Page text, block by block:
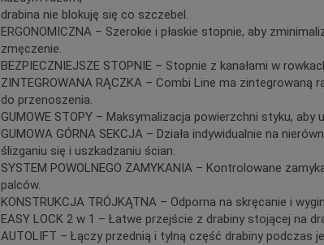
drabina nie blokuję się co szczebel.
ERGONOMICZNA – Szerokie i płaskie stopnie, aby
zmęczenie.
BEZPIECZNIEJSZE STOPNIE – Stopnie z kanałami w
ZINTEGROWANA RĄCZKA – Combi Line ma zintegrowaną
do przenoszenia.
GUMOWE STOPY – Maksymalizacja powierzchni styku, aby
GUMOWA GÓRNA SEKCJA – Działa indywidualnie na
ślizganiu się i uszkadzaniu ścian.
SYSTEM POWOLNEGO ZAMYKANIA – Kontrolowane
palców.
KONSTRUKCJA TRÓJKĄTNA – Odporna na skręcanie i
EASY LOCK 2 w 1 – Łatwe przejście z drabiny stojącej na
AUTOLIFT – Łączy przednią i tylną część drabiny podczas